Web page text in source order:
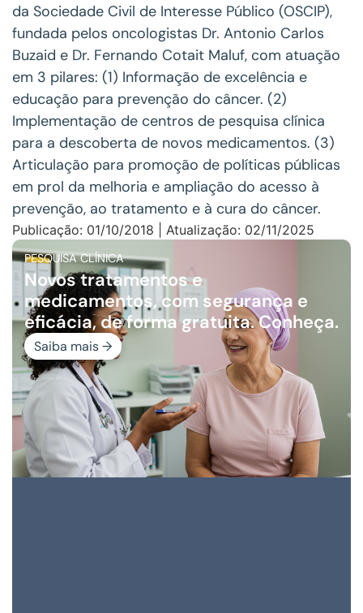
da Sociedade Civil de Interesse Público (OSCIP),
fundada pelos oncologistas Dr. Antonio Carlos
Buzaid e Dr. Fernando Cotait Maluf, com atuação
em 3 pilares: (1) Informação de excelência e
educação para prevenção do câncer. (2)
Implementação de centros de pesquisa clínica
para a descoberta de novos medicamentos. (3)
Articulação para promoção de políticas públicas
em prol da melhoria e ampliação do acesso à
prevenção, ao tratamento e à cura do câncer.
Publicação: 01/10/2018 | Atualização: 02/11/2025
PESQUISA CLÍNICA
Novos tratamentos e
medicamentos, com segurança e
eficácia, de forma gratuita. Conheça.
Saiba mais →